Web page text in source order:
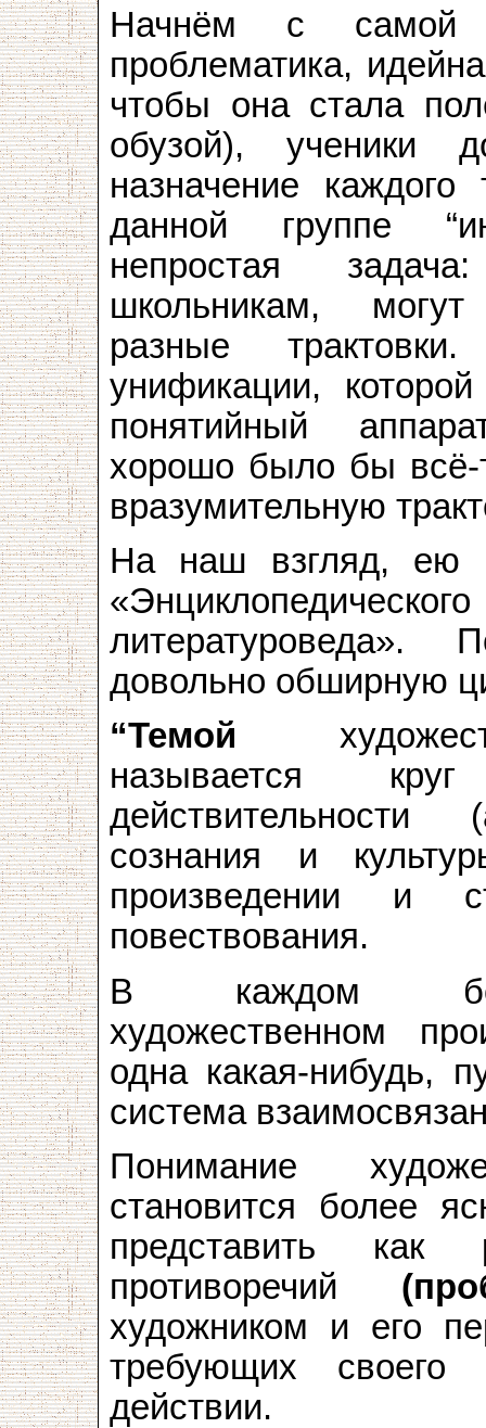
Начнём с самой
проблематика,
чтобы она стала
обузой), ученики
назначение
данной группе
непростая
школьникам,
разные
унификации,
понятийный
хорошо было бы всё-
вразумительную
На наш взгляд, ею
литературоведа».
довольно обширную
“Темой
называется
сознания и
произведении и
повествования.
В каждом
художественном
одна какая-нибудь,
система
Понимание
становится более
представить
противоречий
художником и его
требующих
действии.